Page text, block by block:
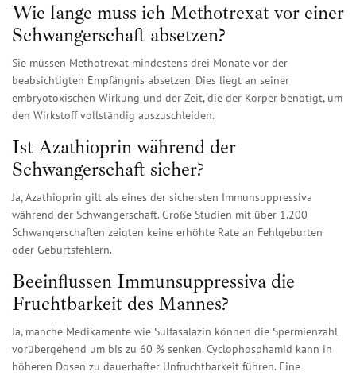
Wie lange muss ich Methotrexat vor einer
Schwangerschaft absetzen?
Sie müssen Methotrexat mindestens drei Monate vor der
beabsichtigten Empfängnis absetzen. Dies liegt an seiner
embryotoxischen Wirkung und der Zeit, die der Körper benötigt, um
den Wirkstoff vollständig auszuschleiden.
Ist Azathioprin während der
Schwangerschaft sicher?
Ja, Azathioprin gilt als eines der sichersten Immunsuppressiva
während der Schwangerschaft. Große Studien mit über 1.200
Schwangerschaften zeigten keine erhöhte Rate an Fehlgeburten
oder Geburtsfehlern.
Beeinflussen Immunsuppressiva die
Fruchtbarkeit des Mannes?
Ja, manche Medikamente wie Sulfasalazin können die Spermienzahl
vorübergehend um bis zu 60 % senken. Cyclophosphamid kann in
höheren Dosen zu dauerhafter Unfruchtbarkeit führen. Eine